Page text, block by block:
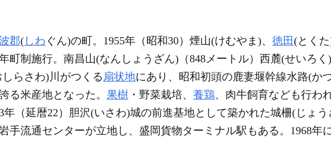
郡( しわ ぐん)の町。1955年（昭和30）煙山(けむやま)、 徳田 (とく
町制施行。南昌山(なんしょうざん)（848メートル）西麓(せいろく)
らさわ)川がつくる扇状地にあり、昭和初頭の鹿妻堰幹線水路(か
る米産地となった。 果樹 ・野菜栽培、 養鶏、肉牛飼育なども行われ
年（延暦22）胆沢(いさわ)城の前進基地として築かれた城柵(じょ
手流通センターが立地し、盛岡貨物ターミナル駅もある。1968年